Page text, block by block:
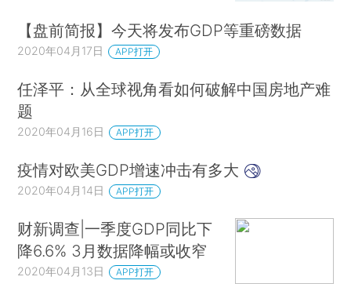
【盘前简报】今天将发布GDP等重磅数据
2020年04月17日 APP打开
任泽平：从全球视角看如何破解中国房地产难
题
2020年04月16日 APP打开
疫情对欧美GDP增速冲击有多大
2020年04月14日 APP打开
财新调查|一季度GDP同比下
降6.6% 3月数据降幅或收窄
2020年04月13日 APP打开